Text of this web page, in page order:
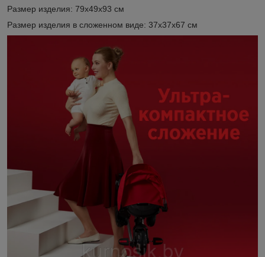
Размер изделия: 79х49х93 см
Размер изделия в сложенном виде: 37х37х67 см